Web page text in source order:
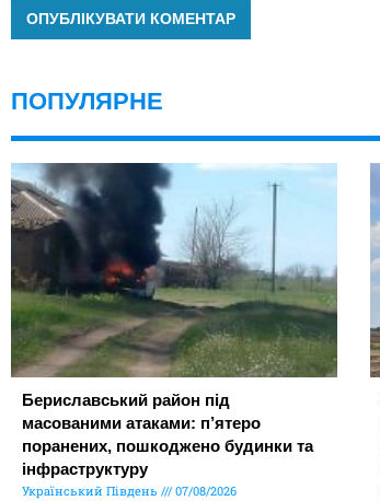
ПОПУЛЯРНЕ
Бериславський район під
масованими атаками: п’ятеро
поранених, пошкоджено будинки та
інфраструктуру
Український Південь 07/08/2026